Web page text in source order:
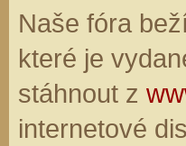
Naše fóra
které je
stáhnout z
internetové